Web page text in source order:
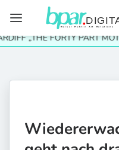
„THE FORTY PART MOTET“